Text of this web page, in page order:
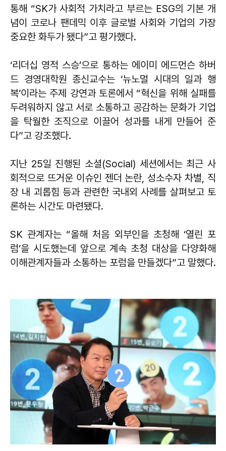
통해 “SK가 사회적 가치라고 부르는 ESG의 기본 개
념이 코로나 팬데믹 이후 글로벌 사회와 기업의 가장
중요한 화두가 됐다”고 평가했다.
‘리더십 영적 스승’으로 통하는 에이미 에드먼슨 하버
드 경영대학원 종신교수는 ‘뉴노멀 시대의 일과 행
복’이라는 주제 강연과 토론에서 “혁신을 위해 실패를
두려워하지 않고 서로 소통하고 공감하는 문화가 기업
을 탁월한 조직으로 이끌어 성과를 내게 만들어 준
다”고 강조했다.
지난 25일 진행된 소셜(Social) 세션에서는 최근 사
회적으로 뜨거운 이슈인 젠더 논란, 성소수자 차별, 직
장 내 괴롭힘 등과 관련한 국내외 사례를 살펴보고 토
론하는 시간도 마련됐다.
SK 관계자는 “올해 처음 외부인을 초청해 ‘열린 포
럼’을 시도했는데 앞으로 계속 초청 대상을 다양화해
이해관계자들과 소통하는 포럼을 만들겠다”고 말했다.